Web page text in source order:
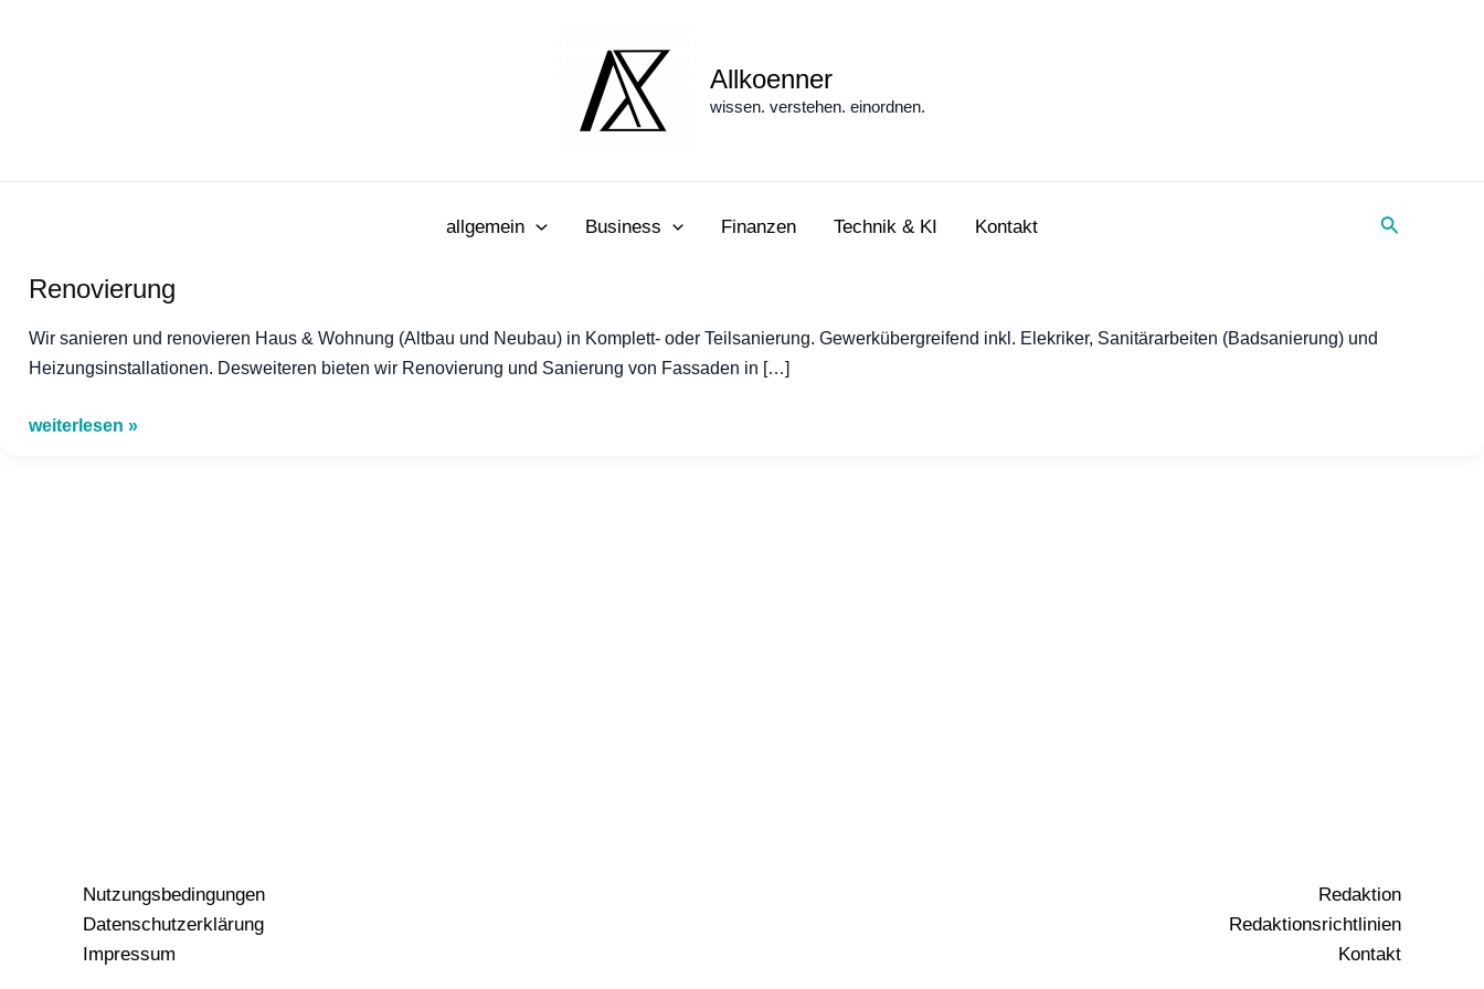
Allkoenner
wissen. verstehen. einordnen.
allgemein Business Finanzen Technik & KI Kontakt Suche
Renovierung
Wir sanieren und renovieren Haus & Wohnung (Altbau und Neubau) in Komplett- oder Teilsanierung. Gewerkübergreifend inkl. Elekriker, Sanitärarbeiten (Badsanierung) und
Heizungsinstallationen. Desweiteren bieten wir Renovierung und Sanierung von Fassaden in […]
Renovierung
weiterlesen »
Nutzungsbedingungen
Datenschutzerklärung
Impressum
Redaktion
Redaktionsrichtlinien
Kontakt